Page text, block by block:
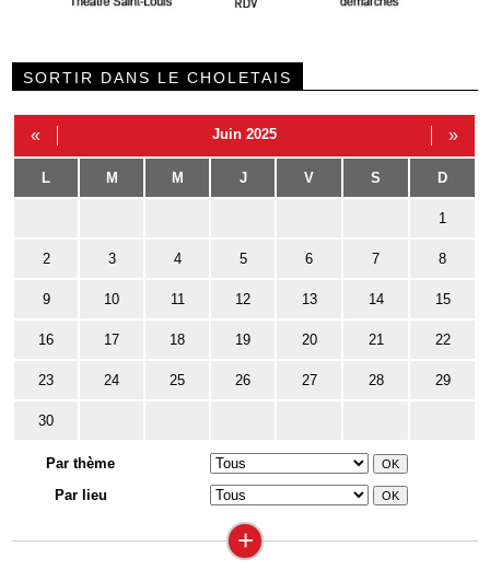
SORTIR DANS LE CHOLETAIS
« Juin 2025 »
L M M J V S D
1
2 3 4 5 6 7 8
9 10 11 12 13 14 15
16 17 18 19 20 21 22
23 24 25 26 27 28 29
30
Par thème
Par lieu
+